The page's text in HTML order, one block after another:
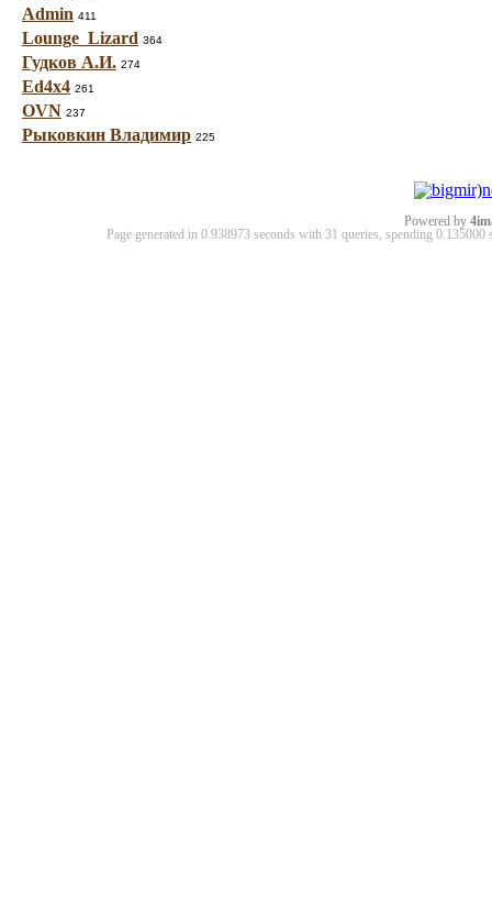
Admin 411
Lounge_Lizard 364
Гудков А.И. 274
Ed4x4 261
OVN 237
Рыковкин Владимир 225
Powered by
Page generated in 0.938973 seconds with 31 queries, spending